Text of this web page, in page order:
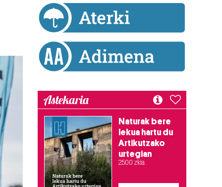
Astekaria
Naturak bere
lekua hartu du
Artikutzako
urtegian
2.500 zkia.